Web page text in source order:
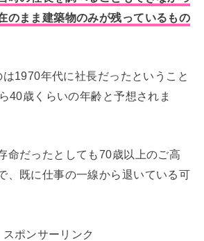
のまま建築物のみが残っているもの
1970年代に社長だったということ
40歳くらいの年齢と予想されま
命だったとしても70歳以上のご高
、既に仕事の一線から退いている可
スポンサーリンク